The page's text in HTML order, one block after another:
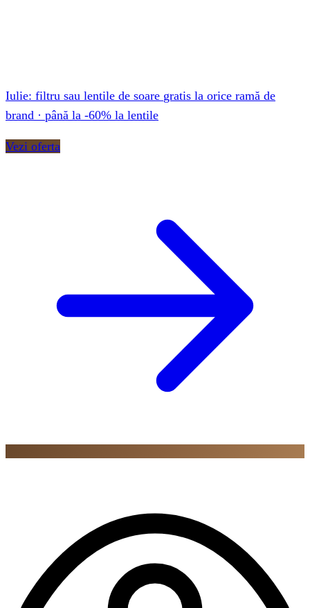
Iulie: filtru sau lentile de soare gratis la orice ramă de
brand · până la -60% la lentile
Vezi oferta